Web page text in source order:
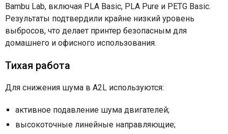
Bambu Lab, включая PLA Basic, PLA Pure и PETG Basic.
Результаты подтвердили крайне низкий уровень
выбросов, что делает принтер безопасным для
домашнего и офисного использования.
Тихая работа
Для снижения шума в A2L используются:
активное подавление шума двигателей;
высокоточные линейные направляющие;